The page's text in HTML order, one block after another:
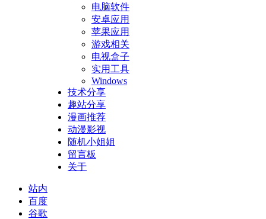
电脑软件
安卓应用
苹果应用
游戏相关
电视盒子
实用工具
Windows
技术分享
趣站分享
漫画推荐
动漫影视
随机小姐姐
留言板
关于
站内
百度
谷歌